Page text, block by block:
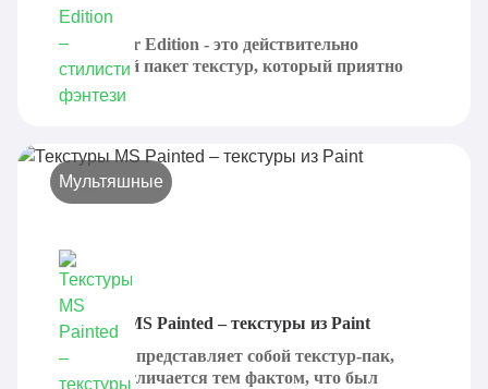
фэнтези
Wind Waker Edition - это действительно
интересный пакет текстур, который приятно
удивит...
Мультяшные
Текстуры MS Painted – текстуры из Paint
MS Painted представляет собой текстур-пак,
который отличается тем фактом, что был